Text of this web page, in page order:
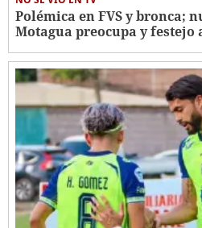
Polémica en FVS y bronca;
Motagua preocupa y festejo